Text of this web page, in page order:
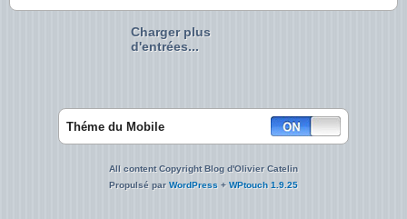
Charger plus
d'entrées...
Théme du Mobile
All content Copyright Blog d'Olivier Catelin
Propulsé parWordPress + WPtouch 1.9.25